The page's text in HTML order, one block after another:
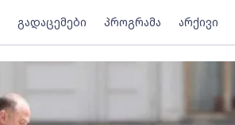
გადაცემები პროგრამა არქივი